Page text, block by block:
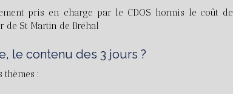
pris en charge par le CDOS hormis le coût de
St Martin de Bréhal
le contenu des 3 jours ?
: